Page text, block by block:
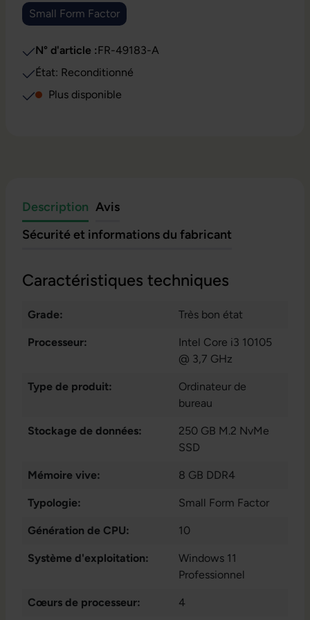
Small Form Factor
(Cette option n'est pas disponible pour le moment.)
N° d'article :FR-49183-A
État: Reconditionné
Plus disponible
Description Avis
Sécurité et informations du fabricant
Caractéristiques techniques
Grade: Très bon état
Processeur:
Intel Core i3 10105
@ 3,7 GHz
Type de produit:
Ordinateur de
bureau
Stockage de données:
250 GB M.2 NvMe
SSD
Mémoire vive: 8 GB DDR4
Typologie: Small Form Factor
Génération de CPU: 10
Système d'exploitation:
Windows 11
Professionnel
Cœurs de processeur: 4